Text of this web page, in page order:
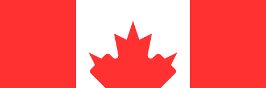
change. Consultez le tableau comparatif pour comparer
ABC Bank Mauritius frais avec Xe.
Pourquoi transférer avec Xe plutôt
qu’avec des banques traditionnelles